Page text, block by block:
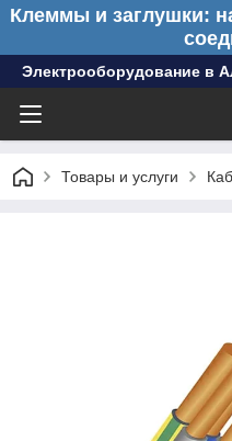
Клеммы и заглушки:
Электрооборудование в
Товары и услуги